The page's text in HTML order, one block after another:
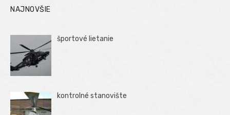
NAJNOVŠIE
športové lietanie
kontrolné stanovište